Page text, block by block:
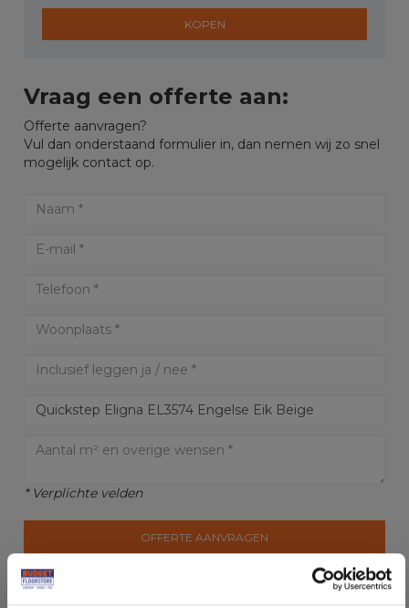
KOPEN
Vraag een offerte aan:
Offerte aanvragen?
Vul dan onderstaand formulier in, dan nemen wij zo snel
mogelijk contact op.
* Verplichte velden
OFFERTE AANVRAGEN
LET OP: